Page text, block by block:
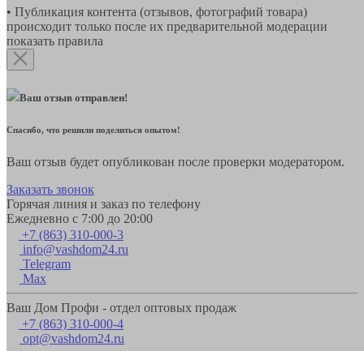
• Публикация контента (отзывов, фотографий товара)
происходит только после их предварительной модерации
показать правила
Ваш отзыв отправлен!
Спасибо, что решили поделиться опытом!
Ваш отзыв будет опубликован после проверки модератором.
Заказать звонок
Горячая линия и заказ по телефону
Ежедневно с 7:00 до 20:00
+7 (863) 310-000-3
info@vashdom24.ru
Telegram
Max
Ваш Дом Профи - отдел оптовых продаж
+7 (863) 310-000-4
opt@vashdom24.ru